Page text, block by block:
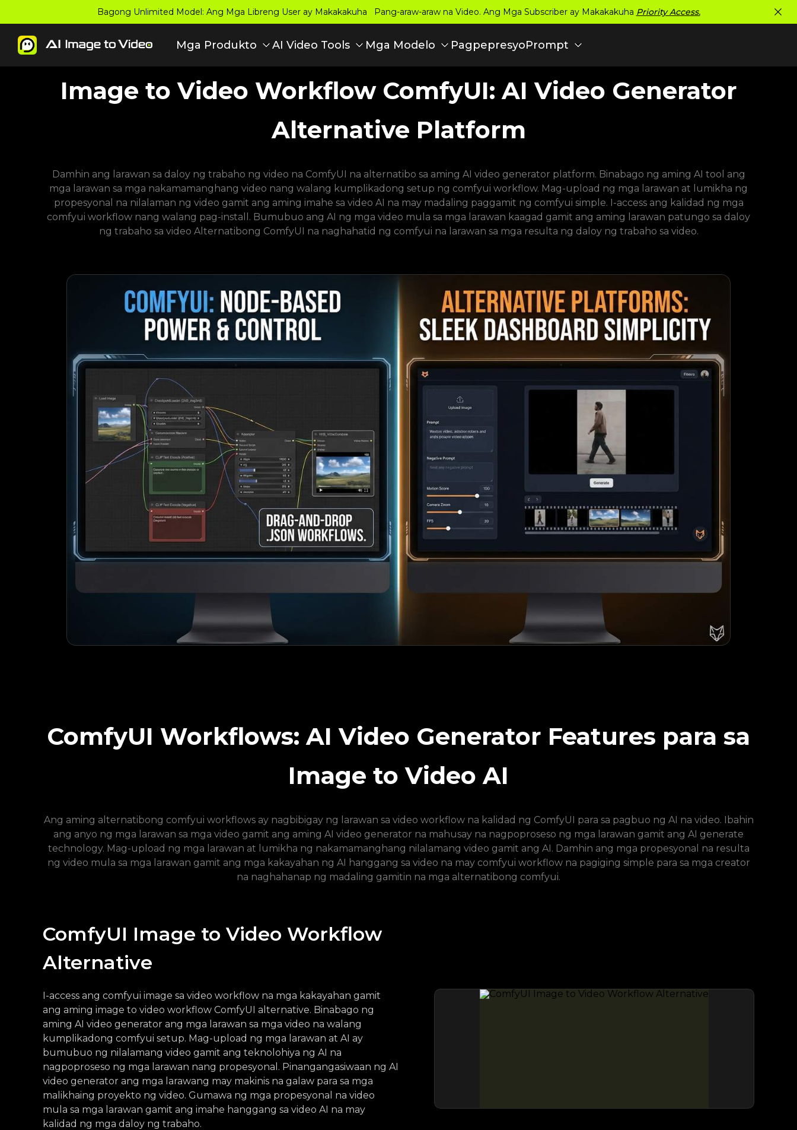
Bagong Unlimited Model: Ang Mga Libreng User ay Makakakuha Pang-araw-araw na Video. Ang Mga Subscriber ay Makakakuha Priority Access.
Mga Produkto AI Video Tools Mga Modelo PagpepresyoPrompt
Image to Video Workflow ComfyUI: AI Video Generator
Alternative Platform
Damhin ang larawan sa daloy ng trabaho ng video na ComfyUI na alternatibo sa aming AI video generator platform. Binabago ng aming AI tool ang
mga larawan sa mga nakamamanghang video nang walang kumplikadong setup ng comfyui workflow. Mag-upload ng mga larawan at lumikha ng
propesyonal na nilalaman ng video gamit ang aming imahe sa video AI na may madaling paggamit ng comfyui simple. I-access ang kalidad ng mga
comfyui workflow nang walang pag-install. Bumubuo ang AI ng mga video mula sa mga larawan kaagad gamit ang aming larawan patungo sa daloy
ng trabaho sa video Alternatibong ComfyUI na naghahatid ng comfyui na larawan sa mga resulta ng daloy ng trabaho sa video.
ComfyUI Workflows: AI Video Generator Features para sa
Image to Video AI
Ang aming alternatibong comfyui workflows ay nagbibigay ng larawan sa video workflow na kalidad ng ComfyUI para sa pagbuo ng AI na video. Ibahin
ang anyo ng mga larawan sa mga video gamit ang aming AI video generator na mahusay na nagpoproseso ng mga larawan gamit ang AI generate
technology. Mag-upload ng mga larawan at lumikha ng nakamamanghang nilalamang video gamit ang AI. Damhin ang mga propesyonal na resulta
ng video mula sa mga larawan gamit ang mga kakayahan ng AI hanggang sa video na may comfyui workflow na pagiging simple para sa mga creator
na naghahanap ng madaling gamitin na mga alternatibong comfyui.
ComfyUI Image to Video Workflow
Alternative
I-access ang comfyui image sa video workflow na mga kakayahan gamit
ang aming image to video workflow ComfyUI alternative. Binabago ng
aming AI video generator ang mga larawan sa mga video na walang
kumplikadong comfyui setup. Mag-upload ng mga larawan at AI ay
bumubuo ng nilalamang video gamit ang teknolohiya ng AI na
nagpoproseso ng mga larawan nang propesyonal. Pinangangasiwaan ng AI
video generator ang mga larawang may makinis na galaw para sa mga
malikhaing proyekto ng video. Gumawa ng mga propesyonal na video
mula sa mga larawan gamit ang imahe hanggang sa video AI na may
kalidad ng mga daloy ng trabaho.